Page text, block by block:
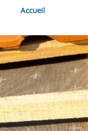
Accueil